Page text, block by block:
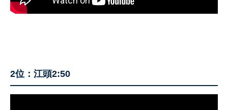
2位：江頭2:50